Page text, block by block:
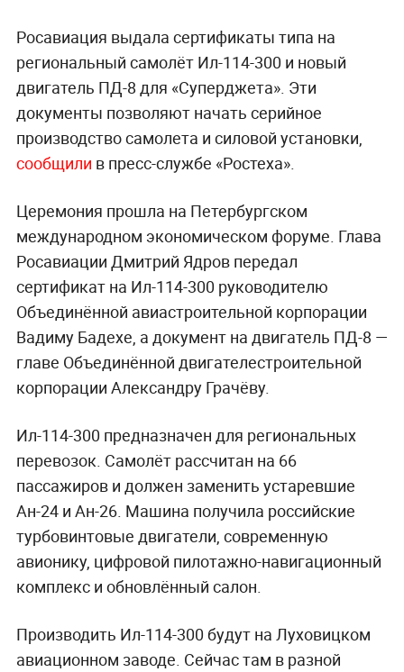
Росавиация выдала сертификаты типа на
региональный самолёт Ил-114-300 и новый
двигатель ПД-8 для «Суперджета». Эти
документы позволяют начать серийное
производство самолета и силовой установки,
сообщили в пресс-службе «Ростеха».
Церемония прошла на Петербургском
международном экономическом форуме. Глава
Росавиации Дмитрий Ядров передал
сертификат на Ил-114-300 руководителю
Объединённой авиастроительной корпорации
Вадиму Бадехе, а документ на двигатель ПД-8 —
главе Объединённой двигателестроительной
корпорации Александру Грачёву.
Ил-114-300 предназначен для региональных
перевозок. Самолёт рассчитан на 66
пассажиров и должен заменить устаревшие
Ан-24 и Ан-26. Машина получила российские
турбовинтовые двигатели, современную
авионику, цифровой пилотажно-навигационный
комплекс и обновлённый салон.
Производить Ил-114-300 будут на Луховицком
авиационном заводе. Сейчас там в разной